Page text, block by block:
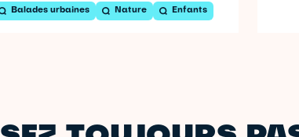
Balades urbaines Nature Enfants